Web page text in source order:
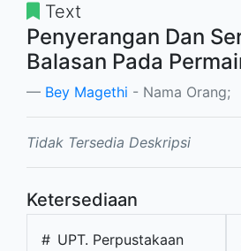
Text
Penyerangan Dan
Balasan Pada
Bey Magethi - Nama Orang;
Tidak Tersedia Deskripsi
Ketersediaan
# UPT. Perpustakaan